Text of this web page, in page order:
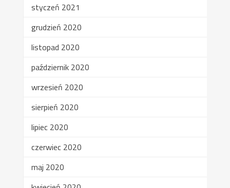
styczeń 2021
grudzień 2020
listopad 2020
październik 2020
wrzesień 2020
sierpień 2020
lipiec 2020
czerwiec 2020
maj 2020